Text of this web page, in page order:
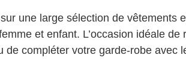
une large sélection de vêtements
et enfant. L’occasion idéale de
de compléter votre garde-robe avec